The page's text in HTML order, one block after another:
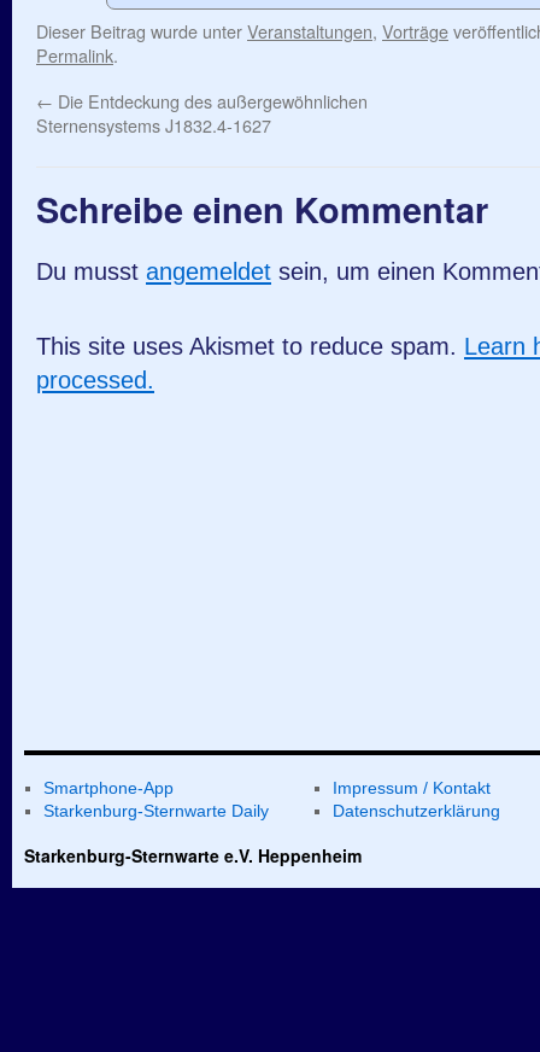
Dieser Beitrag wurde unterVeranstaltungen, Vorträge
Permalink.
← Die Entdeckung des außergewöhnlichen
Sternensystems J1832.4-1627
Schreibe einen Kommentar
Du musst angemeldet sein, um einen
This site uses Akismet to reduce spam. Learn
processed.
Smartphone-App
Starkenburg-Sternwarte Daily
Impressum / Kontakt
Datenschutzerklärung
Starkenburg-Sternwarte e.V. Heppenheim